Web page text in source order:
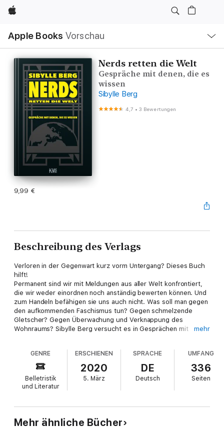
Apple
Apple Books Vorschau
Navigation
Menü
öffnen
Nerds retten die Welt
Gespräche mit denen, die es
wissen
Sibylle Berg
4,7 •3 Bewertungen
9,99 €
Beschreibung des Verlags
Verloren in der Gegenwart kurz vorm Untergang? Dieses Buch
hilft!
Permanent sind wir mit Meldungen aus aller Welt konfrontiert,
die wir weder einordnen noch anständig bewerten können. Und
zum Handeln befähigen sie uns auch nicht. Was soll man gegen
den aufkommenden Faschismus tun? Gegen schmelzende
Gletscher? Gegen Überwachung und Verknappung des
Wohnraums? Sibylle Berg versucht es in Gesprächen mit
hinweg mit Expert*innen aus den verschiedensten Disziplinen –
mit Systembiolog*innen, Neuropsycholog*innen,
Kognitionswissenschaftler*innen, Meeresökolog*innen, Konflikt-
und Gewaltforscher*innen. Über den Zustand in ihren
Fachgebieten. Und über Ideen für eine Zukunft, die sich nicht
Politik des Spaltens und Herrschens, die gerade weltweit ein
Erfolgsmodell zu sein scheint? Was bedeutet die digitale
mehr
GENRE
Belletristik
und Literatur
ERSCHIENEN
2020
5. März
SPRACHE
DE
Deutsch
UMFANG
336
Seiten
Mehr ähnliche Bücher